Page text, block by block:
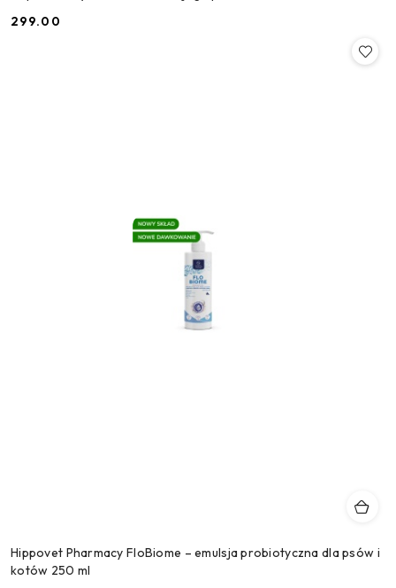
Cena:
299.00
Hippovet Pharmacy FloBiome – emulsja probiotyczna dla psów i
kotów 250 ml